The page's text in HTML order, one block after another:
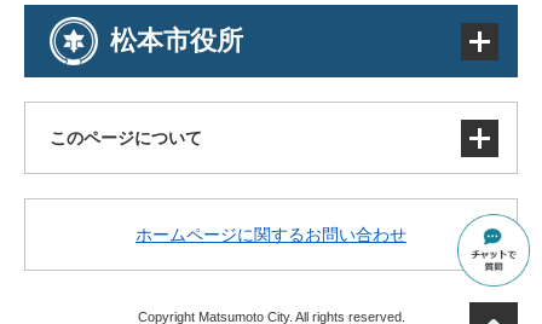
松本市役所
このページについて
著作権・免責事項・リンク
アクセシビリティ
ホームページに関するお問い合わせ
Copyright Matsumoto City. All rights reserved.